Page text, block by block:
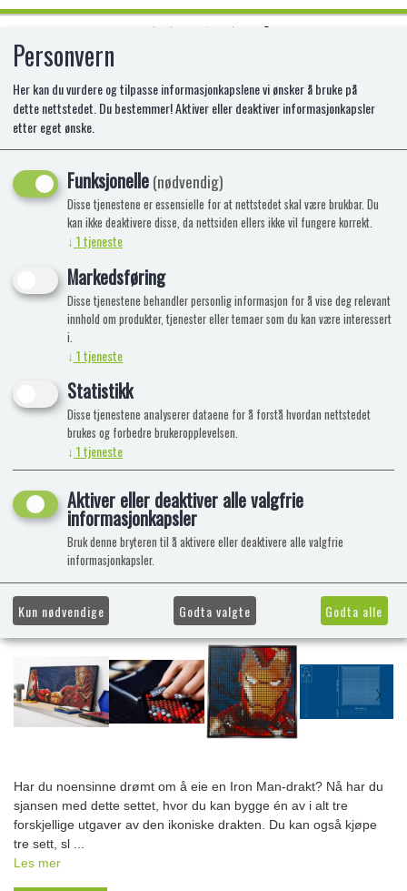
LEGO 31199 MARVEL STUDIOS
IRON MAN
LE-31199
Har du noensinne drømt om å eie en Iron Man-drakt? Nå har du
sjansen med dette settet, hvor du kan bygge én av i alt tre
forskjellige utgaver av den ikoniske drakten. Du kan også kjøpe
tre sett, sl ...
Les mer
Personvern
Her kan du vurdere og tilpasse informasjonkapslene vi ønsker å bruke på
dette nettstedet. Du bestemmer! Aktiver eller deaktiver informasjonkapsler
etter eget ønske.
Funksjonelle(nødvendig)
Disse tjenestene er essensielle for at nettstedet skal være brukbar. Du
kan ikke deaktivere disse, da nettsiden ellers ikke vil fungere korrekt.
↓ 1tjeneste
Markedsføring
Disse tjenestene behandler personlig informasjon for å vise deg relevant
innhold om produkter, tjenester eller temaer som du kan være interessert
i.
↓ 1tjeneste
Statistikk
Disse tjenestene analyserer dataene for å forstå hvordan nettstedet
brukes og forbedre brukeropplevelsen.
↓ 1tjeneste
Aktiver eller deaktiver alle valgfrie
informasjonkapsler
Bruk denne bryteren til å aktivere eller deaktivere alle valgfrie
informasjonkapsler.
Kun nødvendige Godta valgte Godta alle